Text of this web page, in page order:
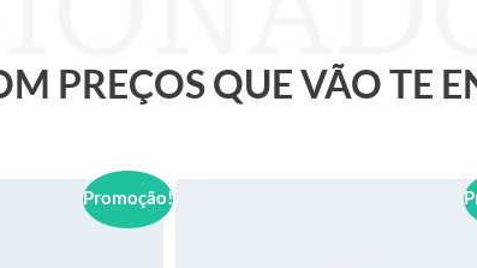
PREÇOS QUE VÃO TE
Promoção!